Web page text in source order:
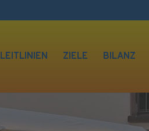
LEITLINIEN ZIELE BILANZ